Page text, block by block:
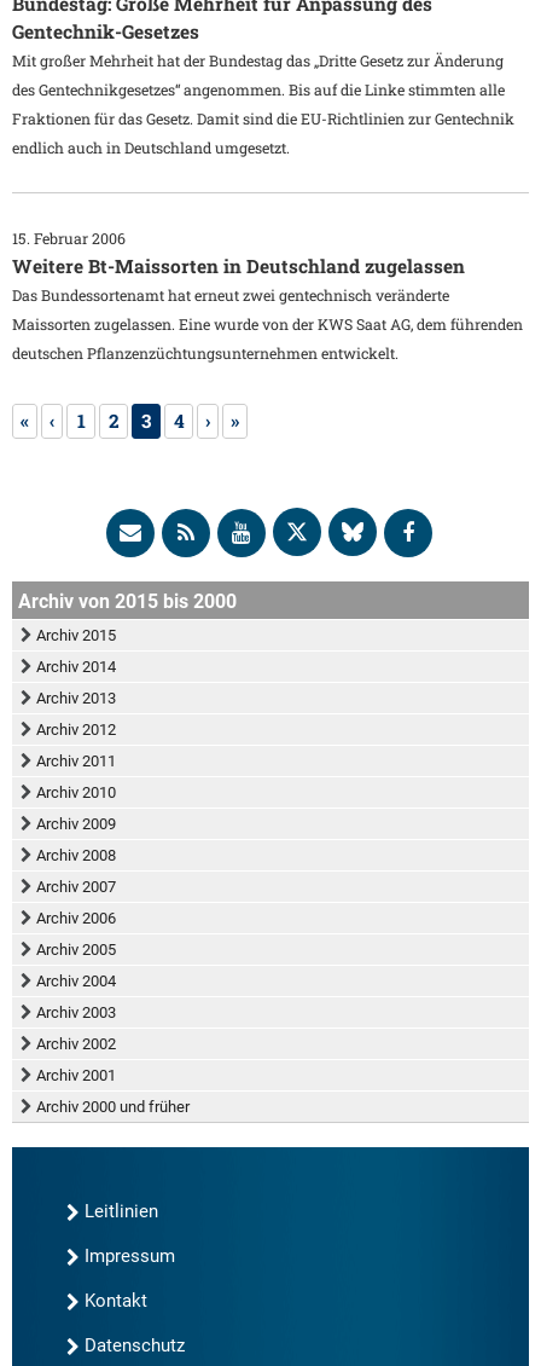
Gentechnik-Gesetzes
Mit großer Mehrheit hat der Bundestag das „Dritte Gesetz zur Änderung
des Gentechnikgesetzes“ angenommen. Bis auf die Linke stimmten alle
Fraktionen für das Gesetz. Damit sind die EU-Richtlinien zur Gentechnik
endlich auch in Deutschland umgesetzt.
15. Februar 2006
Weitere Bt-Maissorten in Deutschland zugelassen
Das Bundessortenamt hat erneut zwei gentechnisch veränderte
Maissorten zugelassen. Eine wurde von der KWS Saat AG, dem führenden
deutschen Pflanzenzüchtungsunternehmen entwickelt.
« ‹ 1 2 3 4 › »
Archiv von 2015 bis 2000
Archiv 2015
Archiv 2014
Archiv 2013
Archiv 2012
Archiv 2011
Archiv 2010
Archiv 2009
Archiv 2008
Archiv 2007
Archiv 2006
Archiv 2005
Archiv 2004
Archiv 2003
Archiv 2002
Archiv 2001
Archiv 2000 und früher
Leitlinien
Impressum
Kontakt
Datenschutz